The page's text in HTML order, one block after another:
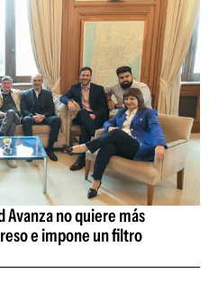
Avanza no quiere más
e impone un filtro